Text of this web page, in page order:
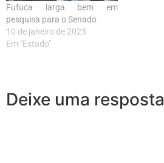
Fufuca larga bem em
pesquisa para o Senado
10 de janeiro de 2025
Em "Estado"
Deixe uma resposta